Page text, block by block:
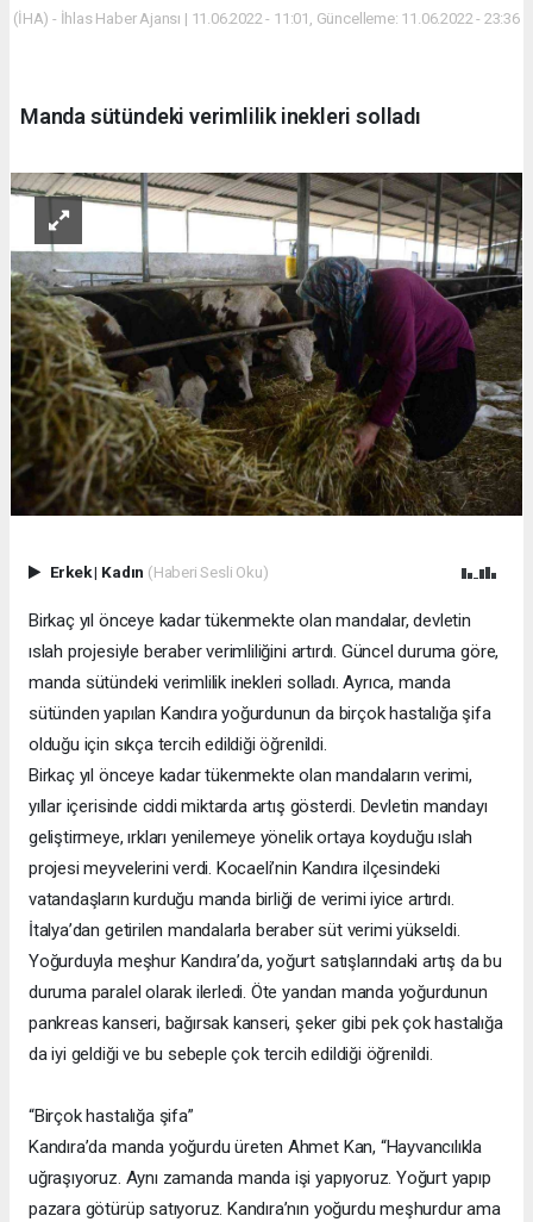
(İHA) - İhlas Haber Ajansı | 11.06.2022 - 11:01, Güncelleme: 11.06.2022 - 23:36
Manda sütündeki verimlilik inekleri solladı
Erkek| Kadın (Haberi Sesli Oku)
Birkaç yıl önceye kadar tükenmekte olan mandalar, devletin
ıslah projesiyle beraber verimliliğini artırdı. Güncel duruma göre,
manda sütündeki verimlilik inekleri solladı. Ayrıca, manda
sütünden yapılan Kandıra yoğurdunun da birçok hastalığa şifa
olduğu için sıkça tercih edildiği öğrenildi.
Birkaç yıl önceye kadar tükenmekte olan mandaların verimi,
yıllar içerisinde ciddi miktarda artış gösterdi. Devletin mandayı
geliştirmeye, ırkları yenilemeye yönelik ortaya koyduğu ıslah
projesi meyvelerini verdi. Kocaeli’nin Kandıra ilçesindeki
vatandaşların kurduğu manda birliği de verimi iyice artırdı.
İtalya’dan getirilen mandalarla beraber süt verimi yükseldi.
Yoğurduyla meşhur Kandıra’da, yoğurt satışlarındaki artış da bu
duruma paralel olarak ilerledi. Öte yandan manda yoğurdunun
pankreas kanseri, bağırsak kanseri, şeker gibi pek çok hastalığa
da iyi geldiği ve bu sebeple çok tercih edildiği öğrenildi.
“Birçok hastalığa şifa”
Kandıra’da manda yoğurdu üreten Ahmet Kan, “Hayvancılıkla
uğraşıyoruz. Aynı zamanda manda işi yapıyoruz. Yoğurt yapıp
pazara götürüp satıyoruz. Kandıra’nın yoğurdu meşhurdur ama